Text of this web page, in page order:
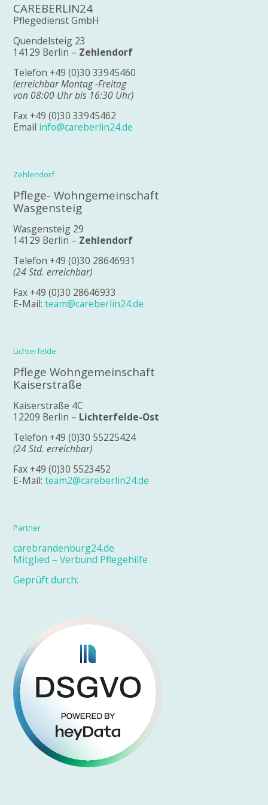
CAREBERLIN24
Pflegedienst GmbH
Quendelsteig 23
14129 Berlin – Zehlendorf
Telefon +49 (0)30 33945460
(erreichbar Montag -Freitag
von 08:00 Uhr bis 16:30 Uhr)
Fax +49 (0)30 33945462
Email info@careberlin24.de
Zehlendorf
Pflege- Wohngemeinschaft
Wasgensteig
Wasgensteig 29
14129 Berlin – Zehlendorf
Telefon +49 (0)30 28646931
(24 Std. erreichbar)
Fax +49 (0)30 28646933
E-Mail: team@careberlin24.de
Lichterfelde
Pflege Wohngemeinschaft
Kaiserstraße
Kaiserstraße 4C
12209 Berlin – Lichterfelde-Ost
Telefon +49 (0)30 55225424
(24 Std. erreichbar)
Fax +49 (0)30 5523452
E-Mail: team2@careberlin24.de
Partner
carebrandenburg24.de
Mitglied – Verbund Pflegehilfe
Geprüft durch: